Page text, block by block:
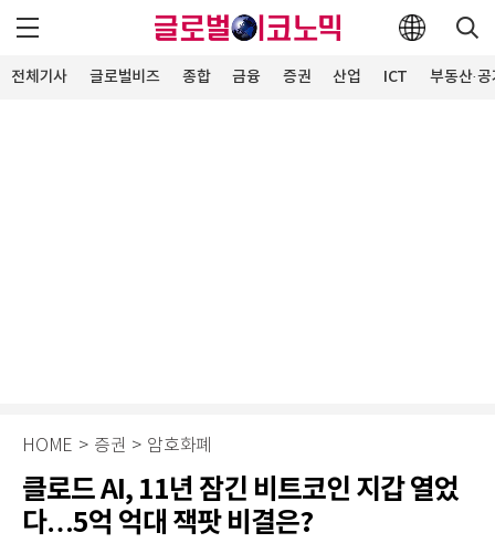
전체기사 글로벌비즈 종합 금융 증권 산업 ICT 부동산·
HOME > 증권 > 암호화폐
클로드 AI, 11년 잠긴 비트코인 지갑 열었
다…5억 억대 잭팟 비결은?